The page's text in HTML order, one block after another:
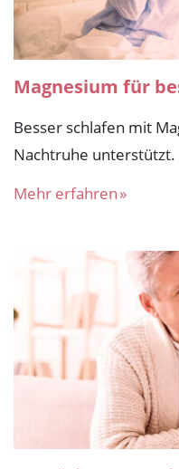
Magnesium für
Besser schlafen mit
Nachtruhe unterstützt.
Mehr erfahren